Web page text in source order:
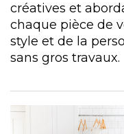
créatives et
chaque pièce de
style et de la
sans gros travaux.